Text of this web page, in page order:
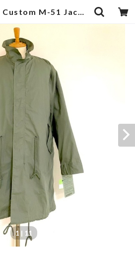
ROTHCO Custom M-51 Jacket Olive | 武蔵小杉のセレクトショップ【ナクール】-nakool-
1 | 11